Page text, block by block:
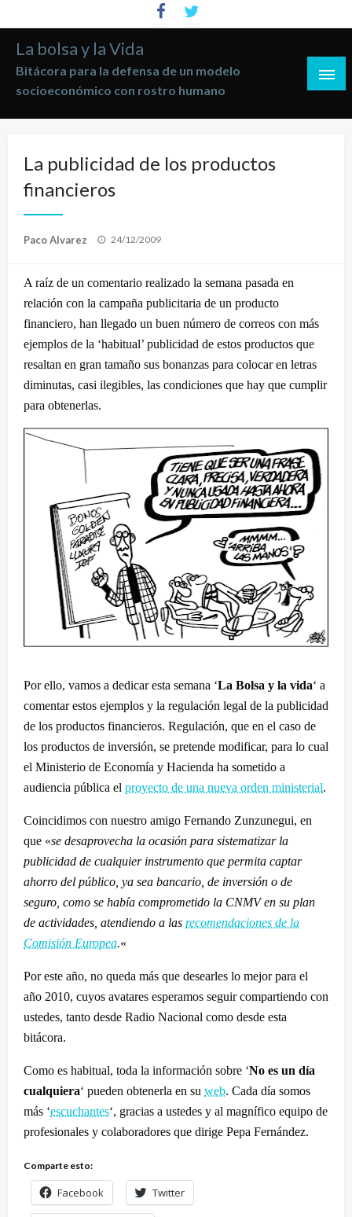
al
contenido
La bolsa y la Vida
Bitácora para la defensa de un modelo
socioeconómico con rostro humano
La publicidad de los productos
financieros
Paco Alvarez
Publicado
24/12/2009
A raíz de un comentario realizado la semana pasada en
relación con la campaña publicitaria de un producto
financiero, han llegado un buen número de correos con más
ejemplos de la ‘habitual’ publicidad de estos productos que
resaltan en gran tamaño sus bonanzas para colocar en letras
diminutas, casi ilegibles, las condiciones que hay que cumplir
para obtenerlas.
Por ello, vamos a dedicar esta semana ‘La Bolsa y la vida‘ a
comentar estos ejemplos y la regulación legal de la publicidad
de los productos financieros. Regulación, que en el caso de
los productos de inversión, se pretende modificar, para lo cual
el Ministerio de Economía y Hacienda ha sometido a
audiencia pública el proyecto de una nueva orden ministerial.
Coincidimos con nuestro amigo Fernando Zunzunegui, en
que «se desaprovecha la ocasión para sistematizar la
publicidad de cualquier instrumento que permita captar
ahorro del público, ya sea bancario, de inversión o de
seguro, como se había comprometido la CNMV en su plan
de actividades, atendiendo a las recomendaciones de la
Comisión Europea.«
Por este año, no queda más que desearles lo mejor para el
año 2010, cuyos avatares esperamos seguir compartiendo con
ustedes, tanto desde Radio Nacional como desde esta
bitácora.
Como es habitual, toda la información sobre ‘No es un día
cualquiera‘ pueden obtenerla en su web. Cada día somos
más ‘escuchantes‘, gracias a ustedes y al magnífico equipo de
profesionales y colaboradores que dirige Pepa Fernández.
Comparte esto:
Facebook Twitter